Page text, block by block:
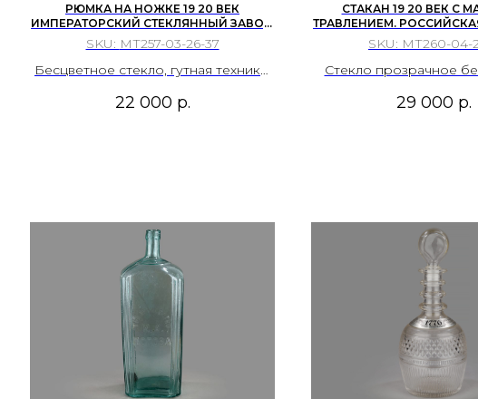
РЮМКА НА НОЖКЕ 19 20 ВЕК
ИМПЕРАТОРСКИЙ СТЕКЛЯННЫЙ ЗАВОД
САНКТ‑ПЕТЕРБУРГ РОССИЙСКАЯ
ИМПЕРИЯ
SKU: МТ257-03-26-37
Бесцветное стекло, гутная техника,
призматической гранью.
22 000 р.
СТАКАН 19 20 ВЕК С
ТРАВЛЕНИЕМ.
ЕВРОПА
SKU: МТ260-04-
Стекло прозрачное
кислотное
29 000 р.